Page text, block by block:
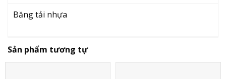
Băng tải nhựa
Sản phẩm tương tự